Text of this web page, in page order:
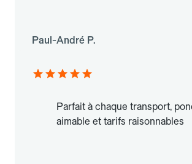
Paul-André P.
Parfait à chaque transport,
aimable et tarifs raisonnables